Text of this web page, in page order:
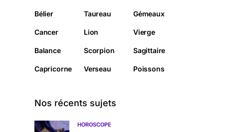
Bélier Taureau Gémeaux
Cancer Lion Vierge
Balance Scorpion Sagittaire
Capricorne Verseau Poissons
Nos récents sujets
HOROSCOPE